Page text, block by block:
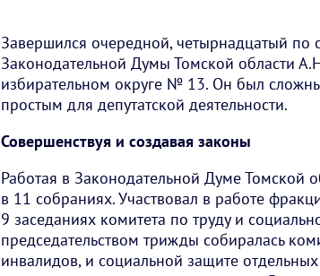
Завершился очередной, четырнадцатый по
Законодательной Думы Томской области
избирательном округе № 13. Он был
простым для депутатской деятельности.
Совершенствуя и создавая законы
Работая в Законодательной Думе Томской
в 11 собраниях. Участвовал в работе
9 заседаниях комитета по труду и
председательством трижды собиралась
инвалидов, и социальной защите